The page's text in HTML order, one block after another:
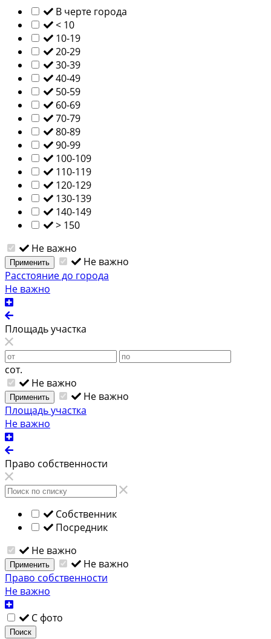
В черте города
< 10
10-19
20-29
30-39
40-49
50-59
60-69
70-79
80-89
90-99
100-109
110-119
120-129
130-139
140-149
> 150
Не важно
Применить
Не важно
Расстояние до города
Не важно
Площадь участка
сот.
Не важно
Применить
Не важно
Площадь участка
Не важно
Право собственности
Собственник
Посредник
Не важно
Применить
Не важно
Право собственности
Не важно
С фото
Поиск